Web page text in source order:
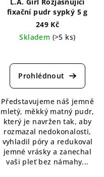
fixační pudr sypký 5 g
249 Kč
Skladem (>5 ks)
hodnocení
produktu
z
5
hvězdiček.
Představujeme náš jemně
mletý, měkký matný pudr,
který je navržen tak, aby
rozmazal nedokonalosti,
vyhladil póry a redukoval
jemné vrásky a zanechal
vaši pleť bez námahy...